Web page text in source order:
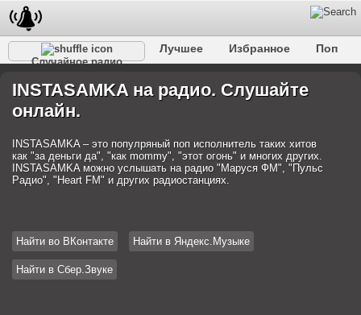
Случайное радио
Лучшее Избранное
Поп
Разговорное
Рэп Транс Дип-хаус
Фолк
Джаз
Детское
INSTASAMKA на радио. Слушайте
онлайн.
INSTASAMKA – это популряный поп исполнитель таких хитов
как "за деньги да", "как mommy", "этот огонь" и многих других.
INSTASAMKA можно услышать на радио "Маруся ФМ", "Пульс
Радио", "Heart FM" и других радиостанциях.
Найти во ВКонтакте Найти в Яндекс.Музыке
Найти в Сбер.Звуке